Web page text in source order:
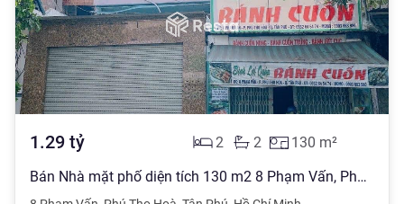
1.29 tỷ 130 m²
2
2
Bán Nhà mặt phố diện tích 130 m2 8 Phạm Vấn, Phú Thọ Hoà giá 1.29 tỷ đồng